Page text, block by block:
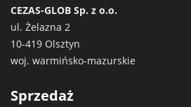
CEZAS-GLOB Sp. z o.o.
ul. Żelazna 2
10-419 Olsztyn
woj. warmińsko-mazurskie
Sprzedaż